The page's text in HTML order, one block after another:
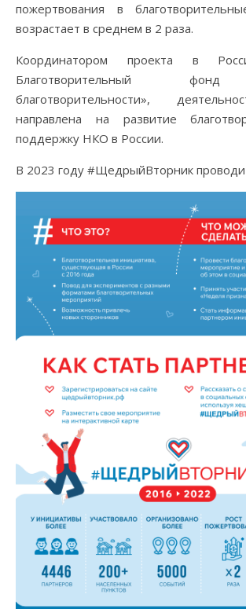
пожертвования в
возрастает в среднем в 2 раза.
Координатором проекта в
Благотворительный фонд
благотворительности»,
направлена на развитие
поддержку НКО в России.
В 2023 году #ЩедрыйВторник